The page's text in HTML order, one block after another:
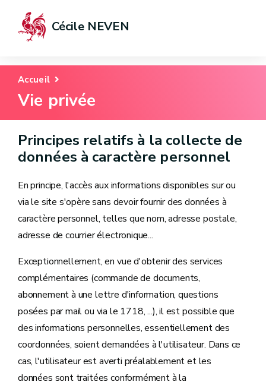
Cécile NEVEN
Accueil
Vie privée
Principes relatifs à la collecte de
données à caractère personnel
En principe, l'accès aux informations disponibles sur ou
via le site s'opère sans devoir fournir des données à
caractère personnel, telles que nom, adresse postale,
adresse de courrier électronique...
Exceptionnellement, en vue d'obtenir des services
complémentaires (commande de documents,
abonnement à une lettre d'information, questions
posées par mail ou via le 1718, ...), il est possible que
des informations personnelles, essentiellement des
coordonnées, soient demandées à l'utilisateur. Dans ce
cas, l'utilisateur est averti préalablement et les
données sont traitées conformément à la